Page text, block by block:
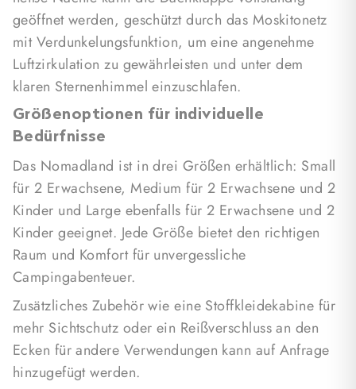
Himmel in vollen Zügen zu genießen. Tauchen Sie
ein in das Nomadland und erleben Sie die Freiheit
des Nomadentums.
geöffnet werden, geschützt durch das Moskitonetz
mit Verdunkelungsfunktion, um eine angenehme
Luftzirkulation zu gewährleisten und unter dem
klaren Sternenhimmel einzuschlafen.
Größenoptionen für individuelle
Bedürfnisse
Das Nomadland ist in drei Größen erhältlich: Small
für 2 Erwachsene, Medium für 2 Erwachsene und 2
Kinder und Large ebenfalls für 2 Erwachsene und 2
Kinder geeignet. Jede Größe bietet den richtigen
Raum und Komfort für unvergessliche
Campingabenteuer.
Zusätzliches Zubehör wie eine Stoffkleidekabine für
mehr Sichtschutz oder ein Reißverschluss an den
Ecken für andere Verwendungen kann auf Anfrage
hinzugefügt werden.